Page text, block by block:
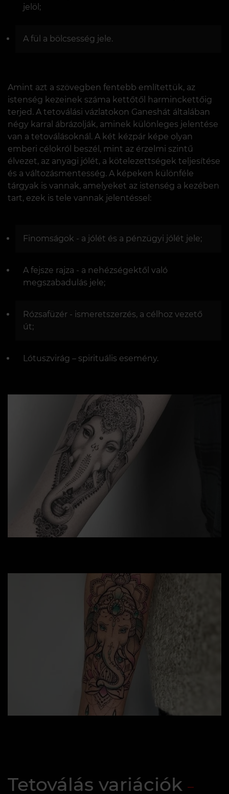
jelöl;
A fül a bölcsesség jele.
Amint azt a szövegben fentebb említettük, az
istenség kezeinek száma kettőtől harminckettőig
terjed. A tetoválási vázlatokon Ganeshát általában
négy karral ábrázolják, aminek különleges jelentése
van a tetoválásoknál. A két kézpár képe olyan
emberi célokról beszél, mint az érzelmi szintű
élvezet, az anyagi jólét, a kötelezettségek teljesítése
és a változásmentesség. A képeken különféle
tárgyak is vannak, amelyeket az istenség a kezében
tart, ezek is tele vannak jelentéssel:
Finomságok - a jólét és a pénzügyi jólét jele;
A fejsze rajza - a nehézségektől való
megszabadulás jele;
Rózsafüzér - ismeretszerzés, a célhoz vezető
út;
Lótuszvirág – spirituális esemény.
Tetoválás variációk